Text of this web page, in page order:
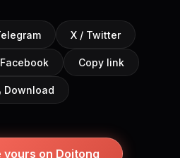
X / Twitter
Facebook Copy link
Download
yours on Doitong